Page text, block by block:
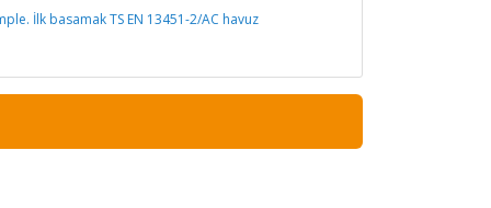
İlk basamak TS EN 13451-2/AC havuz